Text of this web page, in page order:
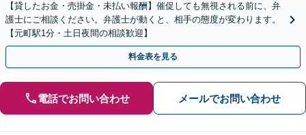
【貸したお金・売掛金・未払い報酬】催促しても無視される前に、弁
護士にご相談ください。弁護士が動くと、相手の態度が変わります。
【元町駅1分・土日夜間の相談歓迎】
料金表を見る
電話でお問い合わせ メールでお問い合わせ